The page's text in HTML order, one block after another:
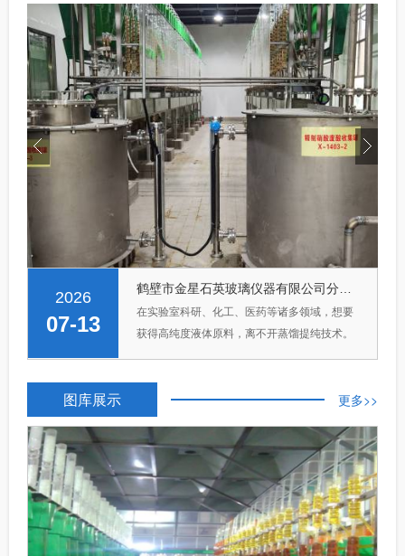
2026
07-13
在实验室科研、化工、医药等诸多领域，想要
获得高纯度液体原料，离不开蒸馏提纯技术。
成为精细提纯工作的核心设备，和普通金属蒸
馏设备相比有着不可替代的优势。 这款设备的
亮点是通体采用高纯石英玻璃打造，区别于不
锈钢、普通玻璃材质设备。石英玻璃化学性质
极其稳定，耐高低温、耐侵蚀，不会和酸碱等
各类液体发生化学反应，也不...
图库展示 更多>>